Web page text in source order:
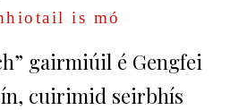
is mó
gairmiúil é Gengfei
cuirimid seirbhís